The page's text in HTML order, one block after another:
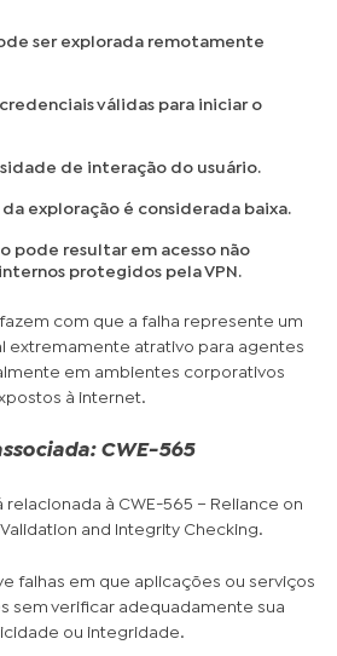
ser explorada remotamente
credenciais válidas para iniciar o
de interação do usuário.
exploração é considerada baixa.
pode resultar em acesso não
protegidos pela VPN.
com que a falha represente um
extremamente atrativo para agentes
em ambientes corporativos
à internet.
CWE-565
à CWE-565 – Reliance on
and Integrity Checking.
falhas em que aplicações ou serviços
sem verificar adequadamente sua
ou integridade.